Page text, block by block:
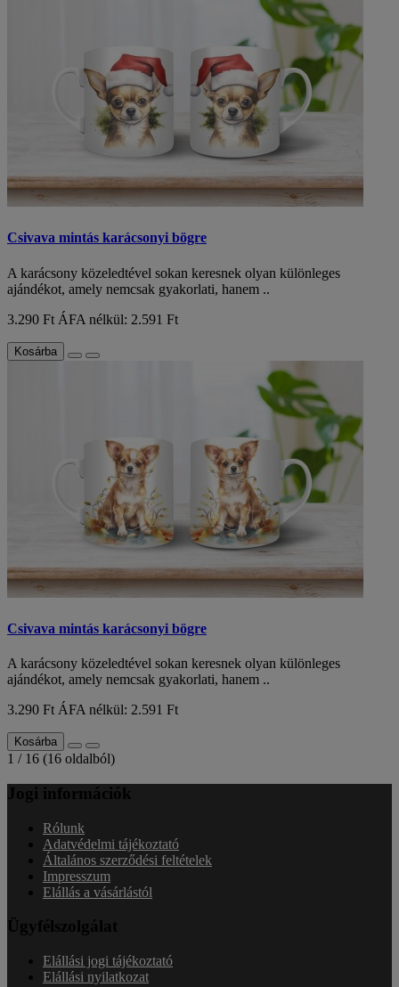
Csivava mintás karácsonyi bögre
A karácsony közeledtével sokan keresnek olyan különleges
ajándékot, amely nemcsak gyakorlati, hanem ..
3.290 Ft ÁFA nélkül: 2.591 Ft
Kosárba
Csivava mintás karácsonyi bögre
A karácsony közeledtével sokan keresnek olyan különleges
ajándékot, amely nemcsak gyakorlati, hanem ..
3.290 Ft ÁFA nélkül: 2.591 Ft
Kosárba
1 / 16 (16 oldalból)
Jogi információk
Rólunk
Adatvédelmi tájékoztató
Általános szerződési feltételek
Impresszum
Elállás a vásárlástól
Ügyfélszolgálat
Elállási jogi tájékoztató
Elállási nyilatkozat